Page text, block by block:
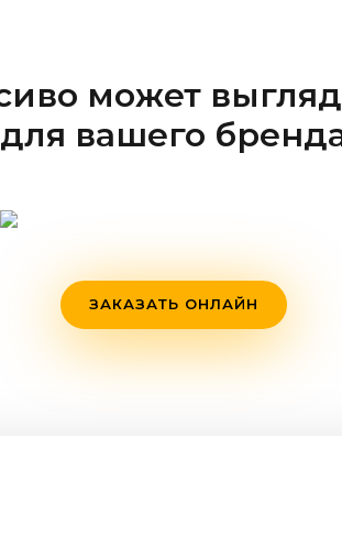
может
для вашего
ЗАКАЗАТЬ ОНЛАЙН